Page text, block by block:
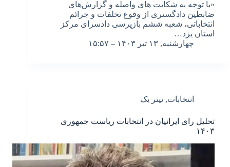
«با توجه به شکایت های واصله و گزارش‌های
ضابطین دادگستری از وقوع تخلفات و جرائم
انتخاباتی، شعبه ششم بازپرسی دادسرای مرکز
استان یزد…
چهارشنبه, ۱۳ تیر ۱۴۰۳ – ۱۵:۵۷
انتخابات, تیتر یک
تحلیل رای ایرانیان در انتخابات ریاست جمهوری
۱۴۰۳